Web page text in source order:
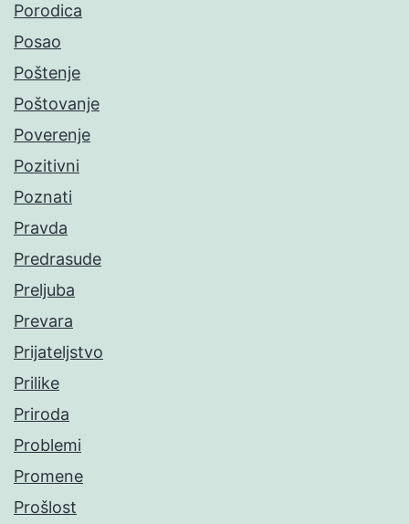
Porodica
Posao
Poštenje
Poštovanje
Poverenje
Pozitivni
Poznati
Pravda
Predrasude
Preljuba
Prevara
Prijateljstvo
Prilike
Priroda
Problemi
Promene
Prošlost